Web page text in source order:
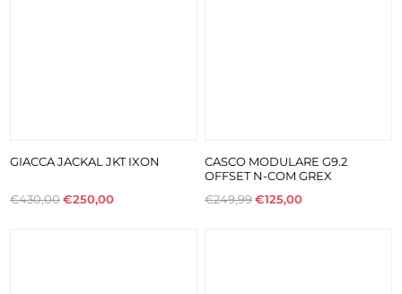
GIACCA JACKAL JKT IXON
€430,00€250,00
CASCO MODULARE G9.2
OFFSET N-COM GREX
€249,99€125,00